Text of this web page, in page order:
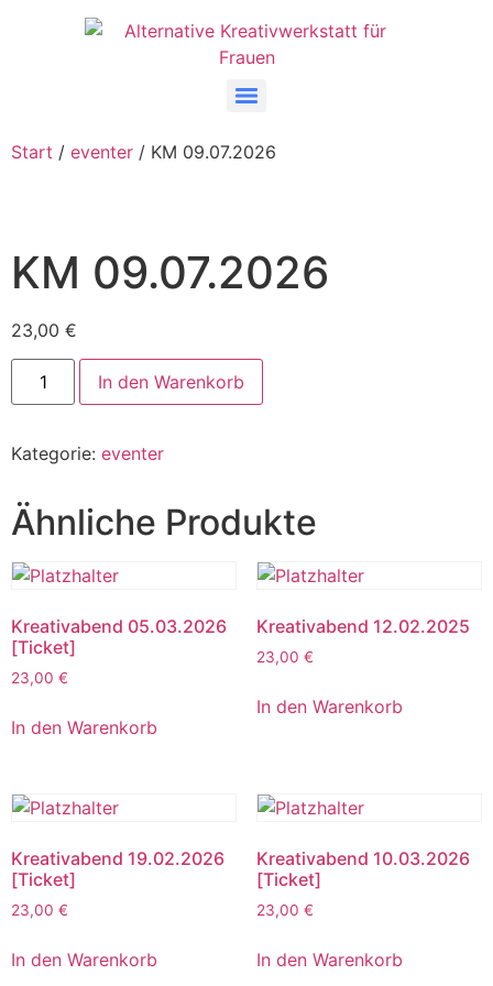
Start / eventer / KM 09.07.2026
KM 09.07.2026
23,00 €
In den Warenkorb
Kategorie: eventer
Ähnliche Produkte
Kreativabend 05.03.2026
[Ticket]
23,00 €
In den Warenkorb
Kreativabend 12.02.2025
23,00 €
In den Warenkorb
Kreativabend 19.02.2026
[Ticket]
23,00 €
In den Warenkorb
Kreativabend 10.03.2026
[Ticket]
23,00 €
In den Warenkorb